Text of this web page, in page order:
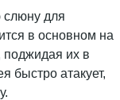
слюну для
в основном на
их в
быстро атакует,